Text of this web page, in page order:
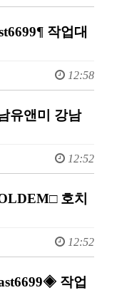
작업대
12:58
유앤미 강남
12:52
호치
12:52
작업